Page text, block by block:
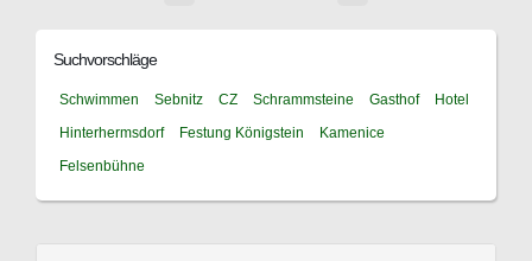
Suchvorschläge
Schwimmen Sebnitz CZ Schrammsteine Gasthof
Hotel
Hinterhermsdorf
Festung Königstein
Kamenice
Felsenbühne